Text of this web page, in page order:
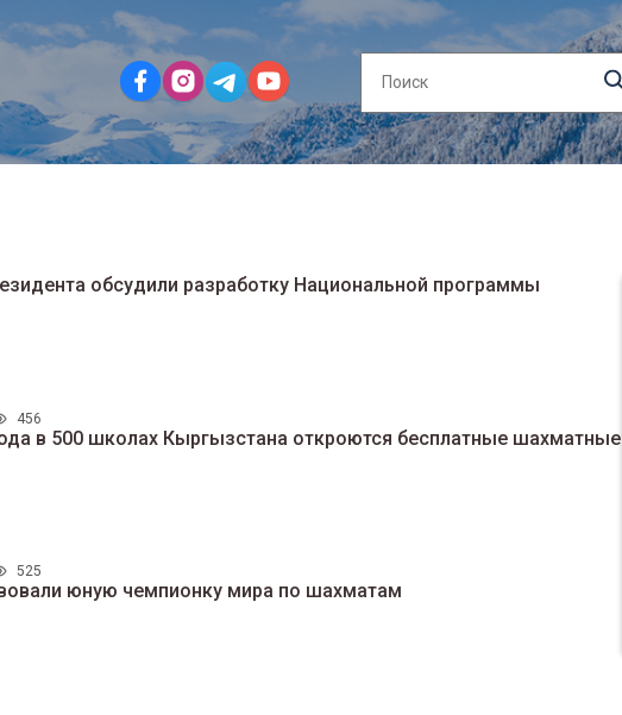
обсудили разработку Национальной программы
456
в 500 школах Кыргызстана откроются бесплатные шахматные
525
юную чемпионку мира по шахматам